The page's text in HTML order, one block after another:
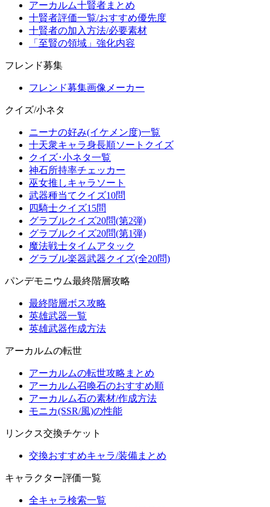
アーカルム十賢者まとめ
十賢者評価一覧/おすすめ優先度
十賢者の加入方法/必要素材
「至賢の領域」強化内容
フレンド募集
フレンド募集画像メーカー
クイズ/小ネタ
ニーナの好み(イケメン度)一覧
十天衆キャラ身長順ソートクイズ
クイズ･小ネタ一覧
神石所持率チェッカー
巫女推しキャラソート
武器種当てクイズ10問
四騎士クイズ15問
グラブルクイズ20問(第2弾)
グラブルクイズ20問(第1弾)
魔法戦士タイムアタック
グラブル楽器武器クイズ(全20問)
パンデモニウム最終階層攻略
最終階層ボス攻略
英雄武器一覧
英雄武器作成方法
アーカルムの転世
アーカルムの転世攻略まとめ
アーカルム召喚石のおすすめ順
アーカルム石の素材/作成方法
モニカ(SSR/風)の性能
リンクス交換チケット
交換おすすめキャラ/装備まとめ
キャラクター評価一覧
全キャラ検索一覧